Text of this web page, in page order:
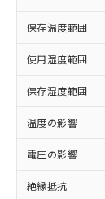
保存温度範囲
使用湿度範囲
保存湿度範囲
温度の影響
電圧の影響
絶縁抵抗
ご
以下の
ご利用
対応
有に対
商品で
対応予
非含
定はあ
調査
非含有
非該当
害物
仕入先
※1
「○」
基準
「×」